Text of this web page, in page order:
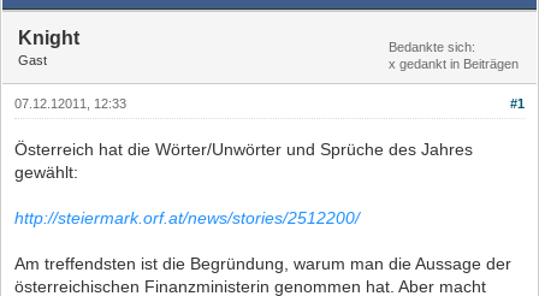
Knight
Gast
Bedankte sich:
x gedankt in Beiträgen
#1
07.12.12011, 12:33
Österreich hat die Wörter/Unwörter und Sprüche des Jahres
gewählt:
http://steiermark.orf.at/news/stories/2512200/
Am treffendsten ist die Begründung, warum man die Aussage der
österreichischen Finanzministerin genommen hat. Aber macht